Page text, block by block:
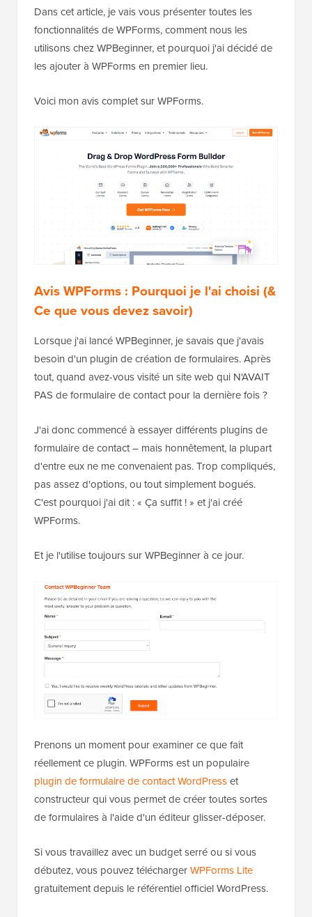
Dans cet article, je vais vous présenter toutes les
fonctionnalités de WPForms, comment nous les
utilisons chez WPBeginner, et pourquoi j'ai décidé de
les ajouter à WPForms en premier lieu.
Voici mon avis complet sur WPForms.
Avis WPForms : Pourquoi je l'ai choisi (&
Ce que vous devez savoir)
Lorsque j'ai lancé WPBeginner, je savais que j'avais
besoin d'un plugin de création de formulaires. Après
tout, quand avez-vous visité un site web qui N'AVAIT
PAS de formulaire de contact pour la dernière fois ?
J'ai donc commencé à essayer différents plugins de
formulaire de contact – mais honnêtement, la plupart
d'entre eux ne me convenaient pas. Trop compliqués,
pas assez d'options, ou tout simplement bogués.
C'est pourquoi j'ai dit : « Ça suffit ! » et j'ai créé
WPForms.
Et je l'utilise toujours sur WPBeginner à ce jour.
Prenons un moment pour examiner ce que fait
réellement ce plugin. WPForms est un populaire
plugin de formulaire de contact WordPresset
constructeur qui vous permet de créer toutes sortes
de formulaires à l'aide d'un éditeur glisser-déposer.
Si vous travaillez avec un budget serré ou si vous
débutez, vous pouvez téléchargerWPForms Lite
gratuitement depuis le référentiel officiel WordPress.